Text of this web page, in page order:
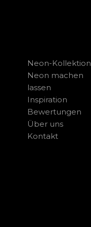
Neon-Kollektion
Neon machen
lassen
Inspiration
Bewertungen
Über uns
Kontakt